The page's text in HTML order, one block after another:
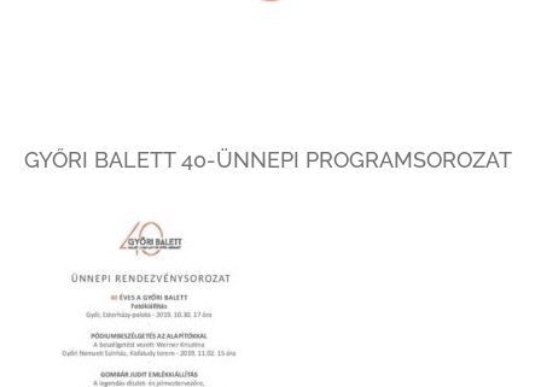
GYŐRI BALETT 40-ÜNNEPI PROGRAMSOROZAT